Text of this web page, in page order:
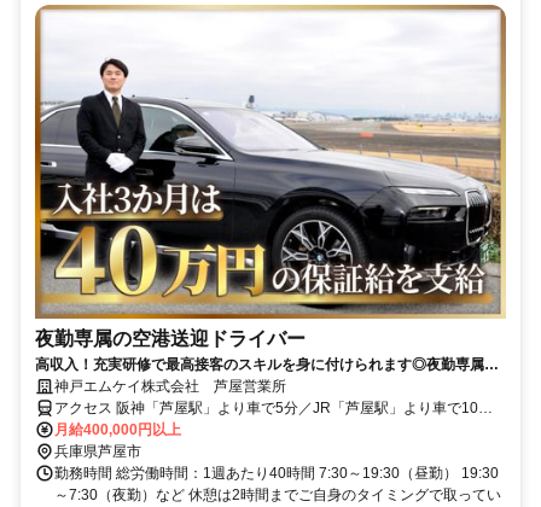
夜勤専属の空港送迎ドライバー
高収入！充実研修で最高接客のスキルを身に付けられます◎夜勤専属空
港送迎ドライバー
神戸エムケイ株式会社 芦屋営業所
アクセス 阪神「芦屋駅」より車で5分／JR「芦屋駅」より車で10分
（車通勤OK！）
月給400,000円以上
兵庫県芦屋市
勤務時間 総労働時間：1週あたり40時間 7:30～19:30（昼勤） 19:30
～7:30（夜勤）など 休憩は2時間までご自身のタイミングで取ってい